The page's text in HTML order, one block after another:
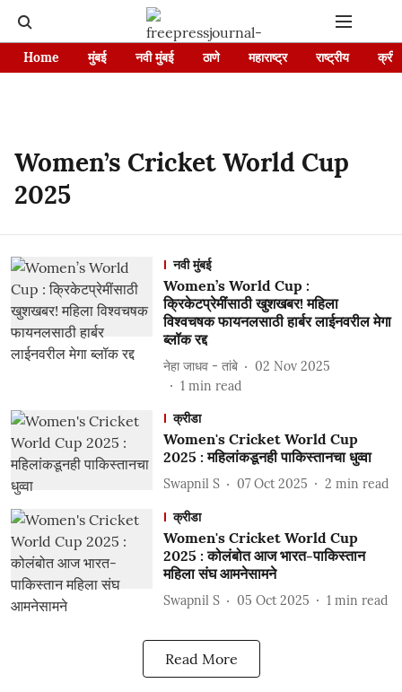
Home मुंबई नवी मुंबई ठाणे महाराष्ट्र राष्ट्रीय
Women’s Cricket World Cup
2025
नवी मुंबई
Women’s World Cup :
क्रिकेटप्रेमींसाठी खुशखबर! महिला
विश्वचषक फायनलसाठी हार्बर लाईनवरील मेगा
ब्लॉक रद्द
नेहा जाधव - तांबे
02 Nov 2025
1 min read
क्रीडा
Women's Cricket World Cup
2025 : महिलांकडूनही पाकिस्तानचा धुव्वा
Swapnil S 07 Oct 2025 2 min read
क्रीडा
Women's Cricket World Cup
2025 : कोलंबोत आज भारत-पाकिस्तान
महिला संघ आमनेसामने
Swapnil S 05 Oct 2025 1 min read
Read More